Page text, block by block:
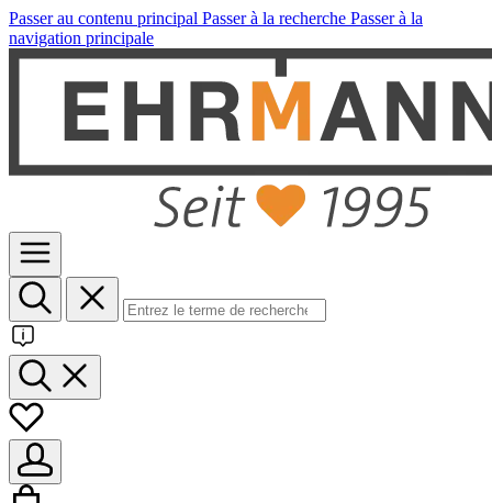
Passer au contenu principal Passer à la recherche Passer à la
navigation principale